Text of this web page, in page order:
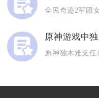
原神游戏中